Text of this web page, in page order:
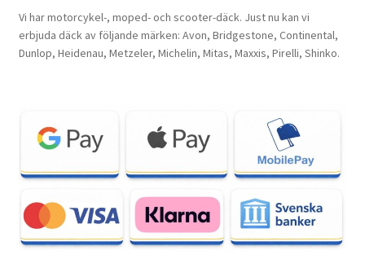
Vi har motorcykel-, moped- och scooter-däck. Just nu kan vi
erbjuda däck av följande märken: Avon, Bridgestone, Continental,
Dunlop, Heidenau, Metzeler, Michelin, Mitas, Maxxis, Pirelli, Shinko.